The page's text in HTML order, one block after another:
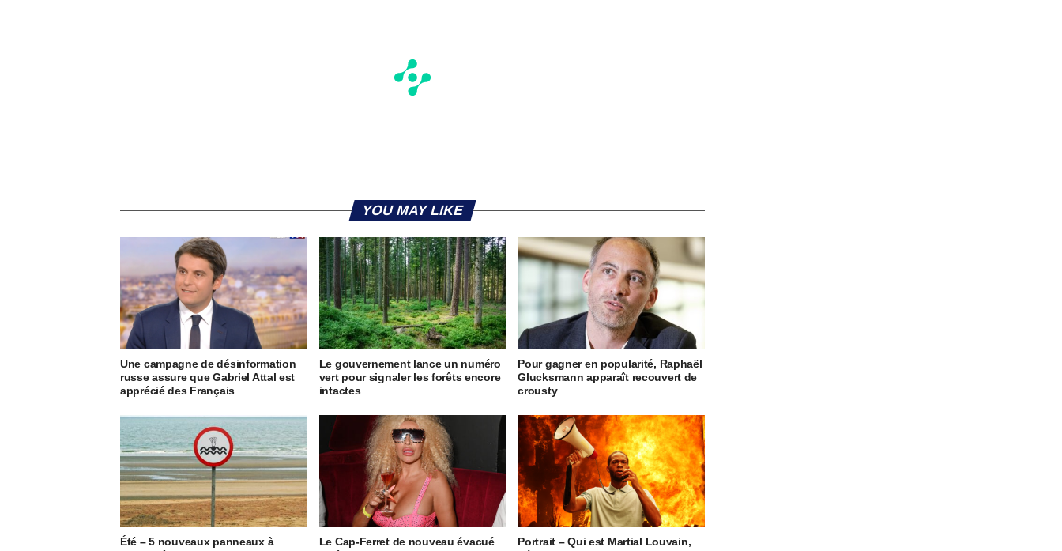
YOU MAY LIKE
Une campagne de désinformation
russe assure que Gabriel Attal est
apprécié des Français
Le gouvernement lance un numéro
vert pour signaler les forêts encore
intactes
Pour gagner en popularité, Raphaël
Glucksmann apparaît recouvert de
crousty
Été – 5 nouveaux panneaux à
Le Cap-Ferret de nouveau évacué
Portrait – Qui est Martial Louvain,